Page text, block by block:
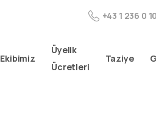
+43 1 236 0
Ekibimiz
Üyelik
Ücretleri
Taziye